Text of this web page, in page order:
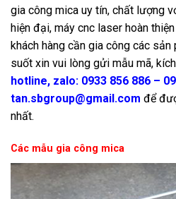
gia công mica uy tín, chất lượng
hiện đại, máy cnc laser hoàn
khách hàng cần gia công các
suốt xin vui lòng gửi mẫu mã,
hotline, zalo: 0933 856 886 –
tan.sbgroup@gmail.com để
nhất.
Các mẫu gia công mica